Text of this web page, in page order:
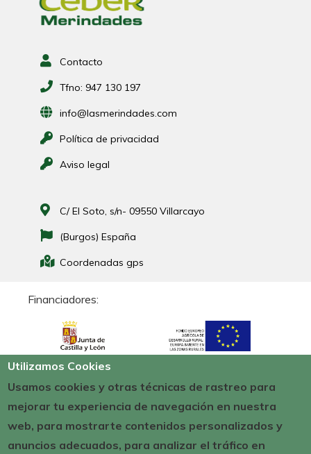
Contacto
Tfno: 947 130 197
info@lasmerindades.com
Política de privacidad
Aviso legal
C/ El Soto, s/n- 09550 Villarcayo
(Burgos) España
Coordenadas gps
Financiadores:
Utilizamos Cookies
Usamos cookies y otras técnicas de rastreo para
mejorar tu experiencia de navegación en nuestra
web, para mostrarte contenidos personalizados y
anuncios adecuados, para analizar el tráfico en